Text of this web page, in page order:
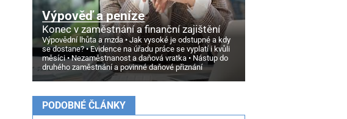
Výpověď a peníze
Konec v zaměstnání a finanční zajištění
Výpovědní lhůta a mzda
Jak vysoké je odstupné a kdy
se dostane?
Evidence na úřadu práce se vyplatí i kvůli
měsíci
Nezaměstnanost a daňová vratka
Nástup do
druhého zaměstnání a povinné daňové přiznání
PODOBNÉ ČLÁNKY